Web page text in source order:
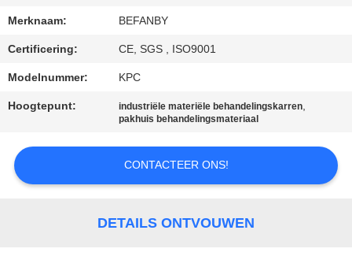
OM EEN
CITAAT
PRIVACY
Merknaam: BEFANBY
Certificering: CE, SGS , ISO9001
Modelnummer: KPC
Hoogtepunt: industriële materiële behandelingskarren,
pakhuis behandelingsmateriaal
CONTACTEER ONS!
DETAILS ONTVOUWEN